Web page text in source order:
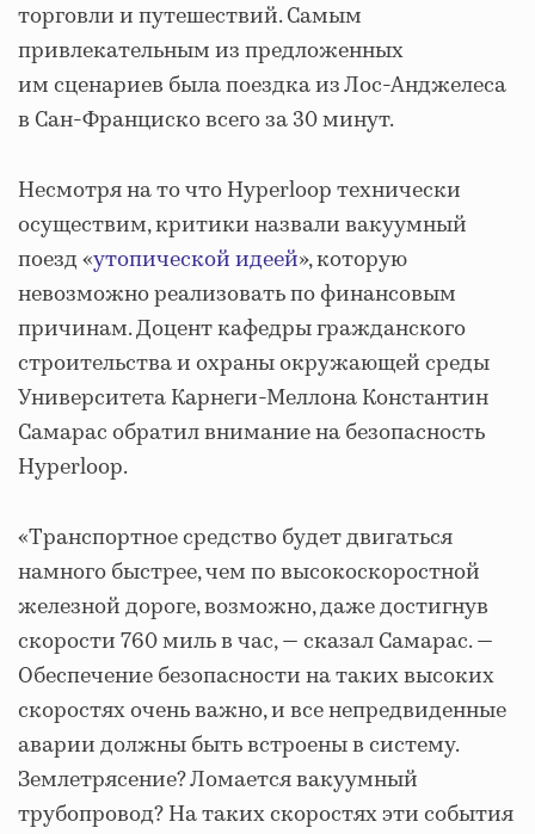
торговли и путешествий. Самым
привлекательным из предложенных
им сценариев была поездка из Лос-Анджелеса
в Сан-Франциско всего за 30 минут.
Несмотря на то что Hyperloop технически
осуществим, критики назвали вакуумный
поезд «утопической идеей», которую
невозможно реализовать по финансовым
причинам. Доцент кафедры гражданского
строительства и охраны окружающей среды
Университета Карнеги-Меллона Константин
Самарас обратил внимание на безопасность
Hyperloop.
«Транспортное средство будет двигаться
намного быстрее, чем по высокоскоростной
железной дороге, возможно, даже достигнув
скорости 760 миль в час, — сказал Самарас. —
Обеспечение безопасности на таких высоких
скоростях очень важно, и все непредвиденные
аварии должны быть встроены в систему.
Землетрясение? Ломается вакуумный
трубопровод? На таких скоростях эти события